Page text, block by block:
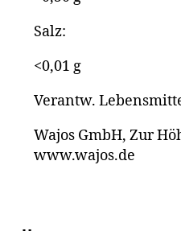
Salz:
<0,01 g
Verantw.
Wajos GmbH, Zur
www.wajos.de